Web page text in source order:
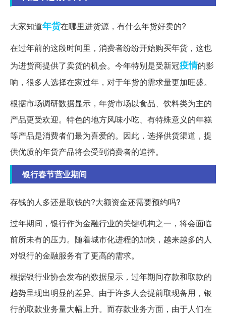
大家知道年货在哪里进货源，有什么年货好卖的?
在过年前的这段时间里，消费者纷纷开始购买年货，这也
为进货商提供了卖货的机会。今年特别是受新冠疫情的影
响，很多人选择在家过年，对于年货的需求量更加旺盛。
根据市场调研数据显示，年货市场以食品、饮料类为主的
产品更受欢迎。特色的地方风味小吃、有特殊意义的年糕
等产品是消费者们最为喜爱的。因此，选择供货渠道，提
供优质的年货产品将会受到消费者的追捧。
银行春节营业期间
存钱的人多还是取钱的?大额资金还需要预约吗?
过年期间，银行作为金融行业的关键机构之一，将会面临
前所未有的压力。随着城市化进程的加快，越来越多的人
对银行的金融服务有了更高的需求。
根据银行业协会发布的数据显示，过年期间存款和取款的
趋势呈现出明显的差异。由于许多人会提前取现备用，银
行的取款业务量大幅上升。而存款业务方面，由于人们在